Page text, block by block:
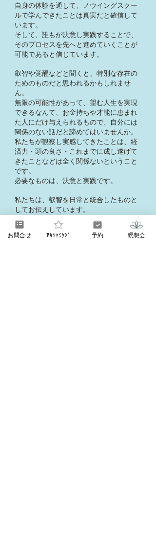
自身の体験を通して、ノウイングスクー
ルで学んできたことは真実だと確信して
います。
​そして、誰もが決意し実践することで、
そのプロセスを先へと進めていくことが
可能であると信じています。
叡智や覚醒などと聞くと、特別な存在の
ためのものだと思われるかもしれませ
ん。
無限の可能性があって、望む人生を実現
できるなんて、お金持ちや才能に恵まれ
た人にだけ与えられるもので、自分には
関係のない話だと諦めてはいませんか。
私たちが観察し実感してきたことは、経
済力・頭の良さ・これまでに成し遂げて
きたことなどは全く関係ないということ
です。
必要なものは、決意と実践です。​
私たちは、​ 叡智を日常と統合したものと
してお伝えしています。
分離してしまっている自分自身が統合す
ると、努力なく望む人生が手に入るよう
になります。
お問合せ ｱｶｼｬﾐｸｼﾞ 予約 瞑想会